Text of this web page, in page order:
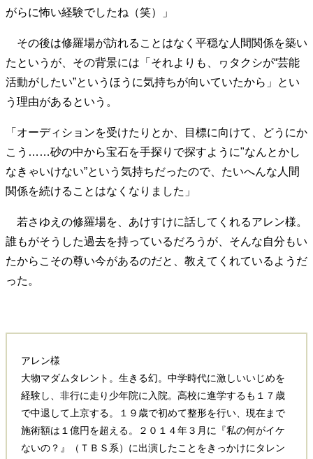
がらに怖い経験でしたね（笑）」
その後は修羅場が訪れることはなく平穏な人間関係を築い
たというが、その背景には「それよりも、ヮタクシが“芸能
活動がしたい”というほうに気持ちが向いていたから」とい
う理由があるという。
「オーディションを受けたりとか、目標に向けて、どうにか
こう……砂の中から宝石を手探りで探すように"なんとかし
なきゃいけない”という気持ちだったので、たいへんな人間
関係を続けることはなくなりました」
若さゆえの修羅場を、あけすけに話してくれるアレン様。
誰もがそうした過去を持っているだろうが、そんな自分もい
たからこその尊い今があるのだと、教えてくれているようだ
った。
アレン様
大物マダムタレント。生きる幻。中学時代に激しいいじめを
経験し、非行に走り少年院に入院。高校に進学するも１７歳
で中退して上京する。１９歳で初めて整形を行い、現在まで
施術額は１億円を超える。２０１４年３月に『私の何がイケ
ないの？』（ＴＢＳ系）に出演したことをきっかけにタレン